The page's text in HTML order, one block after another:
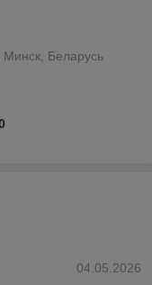
Беларусь
04.05.2026